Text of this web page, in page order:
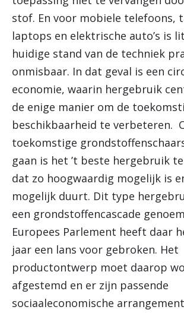
stof. En voor mobiele telefoons,
laptops en elektrische auto’s is
huidige stand van de techniek
onmisbaar. In dat geval is een
economie, waarin hergebruik
de enige manier om de
beschikbaarheid te verbeteren.
toekomstige
gaan is het ’t beste hergebruik
dat zo hoogwaardig mogelijk is
mogelijk duurt. Dit type
een grondstoffencascade
Europees Parlement heeft daar
jaar een lans voor gebroken. Het
productontwerp moet daarop
afgestemd en er zijn passende
sociaaleconomische